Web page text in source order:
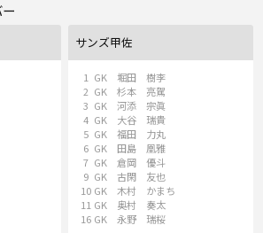
サンズ甲佐
1 GK
堀田 樹李
2 GK
杉本 亮駕
3 GK
河添 宗眞
4 GK
大谷 瑞貴
5 GK
福田 力丸
6 GK
田島 凰雅
7 GK
倉岡 優斗
9 GK
古閑 友也
10 GK
木村 かまち
11 GK
奥村 奏太
16 GK 永野 瑞桜